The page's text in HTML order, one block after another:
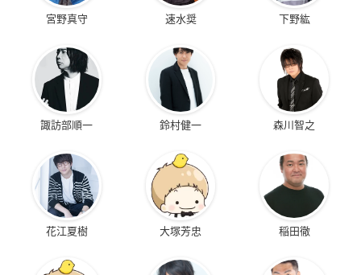
宮野真守 速水奨 下野紘
諏訪部順一 鈴村健一 森川智之
花江夏樹 大塚芳忠 稲田徹